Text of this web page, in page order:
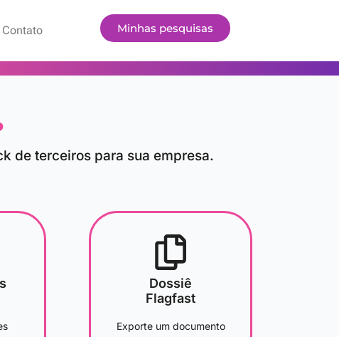
Contato Minhas pesquisas
de terceiros para sua empresa.
Dossiê
Flagfast
Exporte um documento